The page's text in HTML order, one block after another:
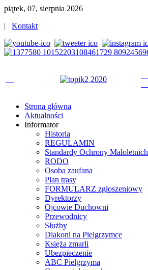
piątek, 07, sierpnia 2026
| Kontakt
Strona główna
Aktualności
Informator
Historia
REGULAMIN
Standardy Ochrony Małoletnich
RODO
Osoba zaufana
Plan trasy
FORMULARZ zgłoszeniowy
Dyrektorzy
Ojcowie Duchowni
Przewodnicy
Służby
Diakoni na Pielgrzymce
Księża zmarli
Ubezpieczenie
ABC Pielgrzyma